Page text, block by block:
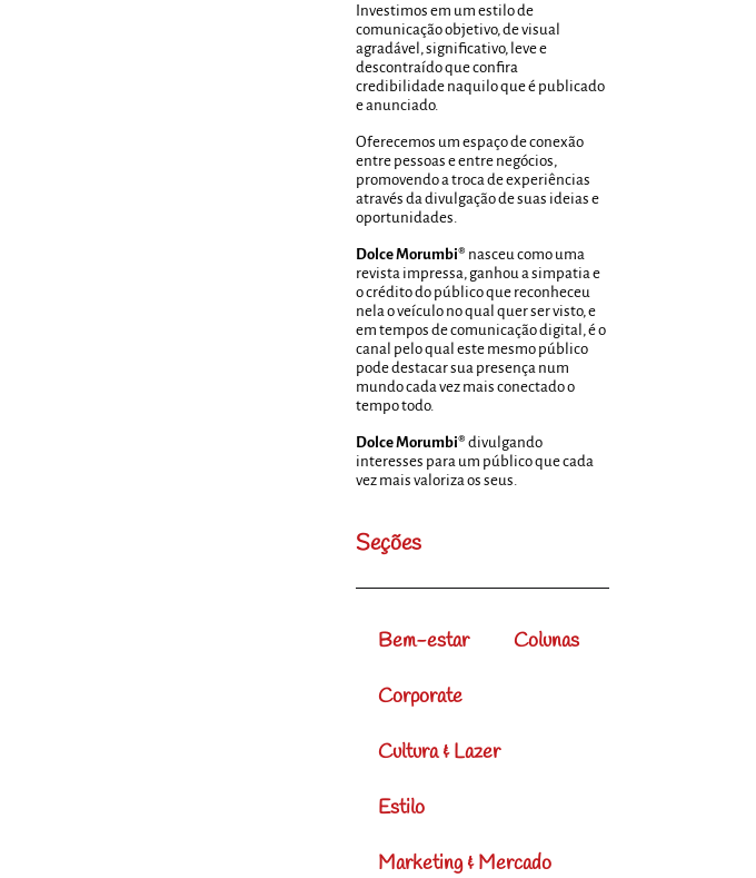
Investimos em um estilo de
comunicação objetivo, de visual
agradável, significativo, leve e
descontraído que confira
credibilidade naquilo que é publicado
e anunciado.
Oferecemos um espaço de conexão
entre pessoas e entre negócios,
promovendo a troca de experiências
através da divulgação de suas ideias e
oportunidades.
Dolce Morumbi® nasceu como uma
revista impressa, ganhou a simpatia e
o crédito do público que reconheceu
nela o veículo no qual quer ser visto, e
em tempos de comunicação digital, é o
canal pelo qual este mesmo público
pode destacar sua presença num
mundo cada vez mais conectado o
tempo todo.
Dolce Morumbi® divulgando
interesses para um público que cada
vez mais valoriza os seus.
Seções
Bem-estar Colunas
Corporate
Cultura & Lazer
Estilo
Marketing & Mercado